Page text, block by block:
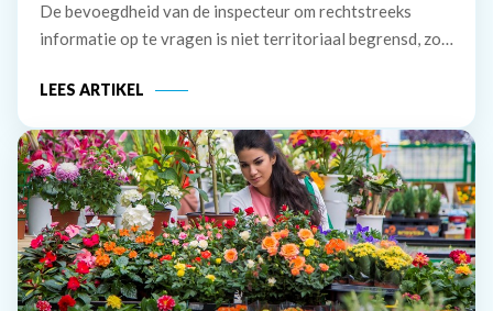
De bevoegdheid van de inspecteur om rechtstreeks
informatie op te vragen is niet territoriaal begrensd, zo
Exchange Agreement (TIEA) met Jersey niet mee dat de
LEES ARTIKEL